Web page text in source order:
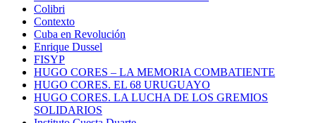
Colibri
Contexto
Cuba en Revolución
Enrique Dussel
FISYP
HUGO CORES – LA MEMORIA COMBATIENTE
HUGO CORES. EL 68 URUGUAYO
HUGO CORES. LA LUCHA DE LOS GREMIOS
SOLIDARIOS